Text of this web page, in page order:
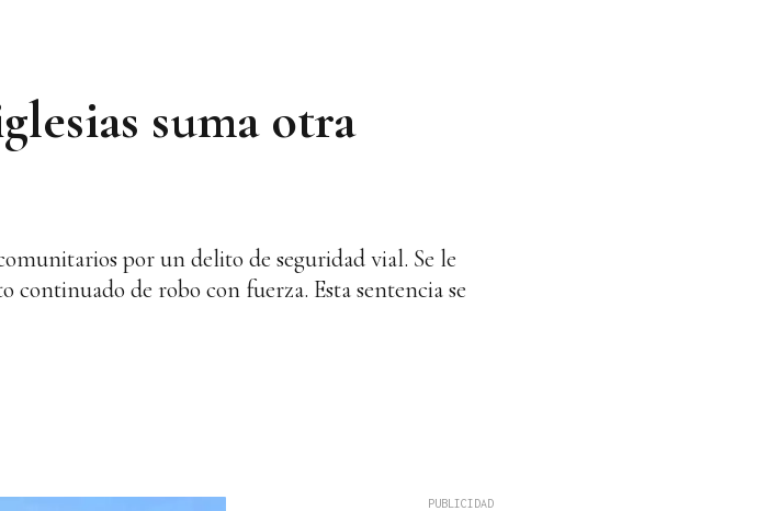
suma otra
por un delito de seguridad vial. Se le
continuado de robo con fuerza. Esta sentencia se